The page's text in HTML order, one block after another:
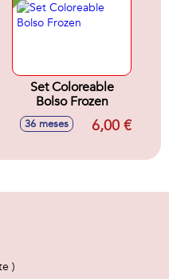
Set Coloreable
Bolso Frozen
36 meses 6,00 €
)